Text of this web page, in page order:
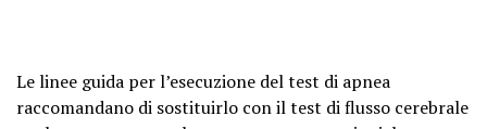
Le linee guida per l’esecuzione del test di apnea
raccomandano di sostituirlo con il test di flusso cerebrale